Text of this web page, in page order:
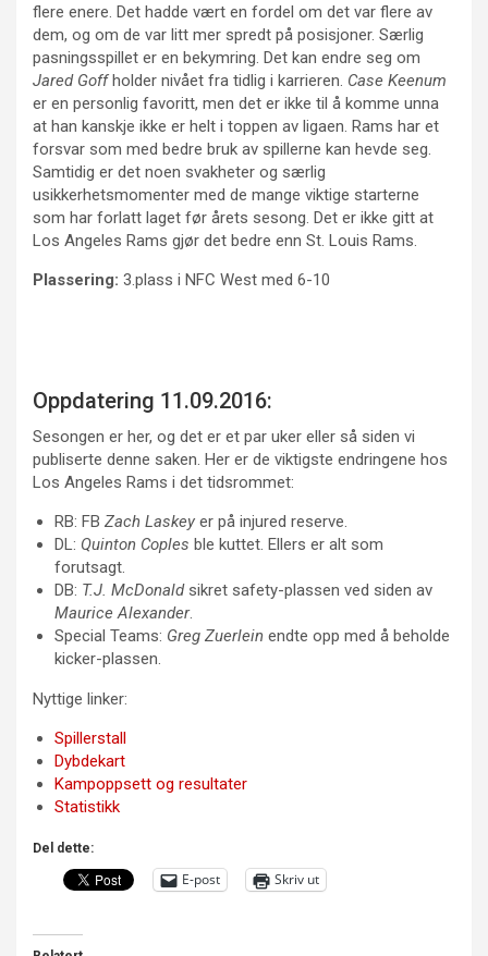
flere enere. Det hadde vært en fordel om det var flere av
dem, og om de var litt mer spredt på posisjoner. Særlig
pasningsspillet er en bekymring. Det kan endre seg om
Jared Goffholder nivået fra tidlig i karrieren. Case Keenum
er en personlig favoritt, men det er ikke til å komme unna
at han kanskje ikke er helt i toppen av ligaen. Rams har et
forsvar som med bedre bruk av spillerne kan hevde seg.
Samtidig er det noen svakheter og særlig
usikkerhetsmomenter med de mange viktige starterne
som har forlatt laget før årets sesong. Det er ikke gitt at
Los Angeles Rams gjør det bedre enn St. Louis Rams.
Plassering: 3.plass i NFC West med 6-10
Oppdatering 11.09.2016:
Sesongen er her, og det er et par uker eller så siden vi
publiserte denne saken. Her er de viktigste endringene hos
Los Angeles Rams i det tidsrommet:
RB: FB Zach Laskey er på injured reserve.
DL: Quinton Coples ble kuttet. Ellers er alt som
forutsagt.
DB: T.J. McDonaldsikret safety-plassen ved siden av
Maurice Alexander.
Special Teams: Greg Zuerlein endte opp med å beholde
kicker-plassen.
Nyttige linker:
Spillerstall
Dybdekart
Kampoppsett og resultater
Statistikk
Del dette:
E-post Skriv ut